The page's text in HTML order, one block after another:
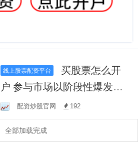
线上股票配资平台
买股票怎么开
户 参与市场以阶段性爆发为
目标的账户群体在在指数与
个股走势相关性
配资炒股官网 192
全部加载完成